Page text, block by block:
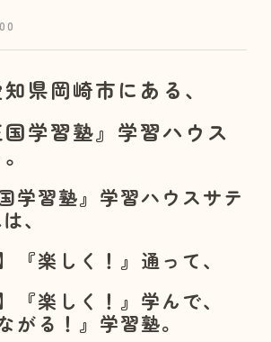
県岡崎市にある、
国学習塾』学習ハウス
学習塾』学習ハウスサテ
、
『楽しく！』通って、
『楽しく！』学んで、
がる！』学習塾。